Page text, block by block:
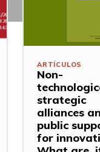
ARTÍCULOS
Non-
strategic
alliances
public
for